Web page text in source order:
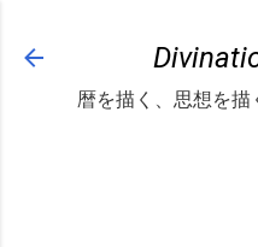
暦を描く、思想を描